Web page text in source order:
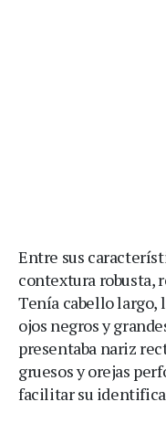
Entre sus
contextura robusta,
Tenía cabello largo,
ojos negros y
presentaba nariz
gruesos y orejas
facilitar su